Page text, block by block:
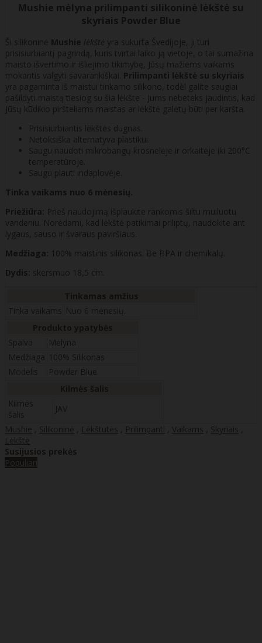
Mushie mėlyna prilimpanti silikoninė lėkštė su
skyriais Powder Blue
Ši silikoninė Mushie lėkštė yra sukurta Švedijoje, ji turi
prisisiurbiantį pagrindą, kuris tvirtai laiko ją vietoje, o tai sumažina
maisto išvertimo ir išliejimo tikimybę, Jūsų mažiems vaikams
mokantis valgyti savarankiškai. Prilimpanti lėkštė su skyriais
yra pagaminta iš maistui tinkamo silikono, todėl galite saugiai
pašildyti maistą tiesiog su šia lėkšte - Jums nebeteks jaudintis, kad
Jūsų kūdikio piršteliams maistas ar lėkštė galėtų būti per karšta.
Prisisiurbiantis lėkštės dugnas.
Netoksiška alternatyva plastikui.
Saugu naudoti mikrobangų krosnelėje ir orkaitėje iki 200°C
temperatūroje.
Saugu plauti indaplovėje.
Tinka vaikams nuo 6 mėnesių.
Priežiūra: Prieš naudojimą išplaukite rankomis šiltu muiluotu
vandeniu. Norėdami, kad lėkštė patikimai priliptų, naudokite ant
lygaus, sauso ir švaraus paviršiaus.
Medžiaga: 100% maistinis silikonas. Be BPA ir chemikalų.
Dydis: skersmuo 18,5 cm.
Tinka vaikams Nuo 6 mėnesių.
Spalva
Mėlyna
Medžiaga 100% Silikonas
Modelis
Powder Blue
Kilmės
šalis
JAV
Mushie , Silikoninė , Lėkštutės , Prilimpanti , Vaikams , Skyriais ,
Lėkštė
Susijusios prekės
Populiari